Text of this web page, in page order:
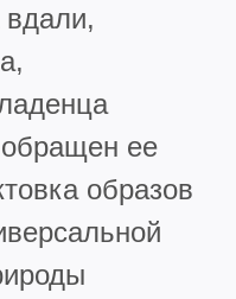
вдали,
обращен ее
образов